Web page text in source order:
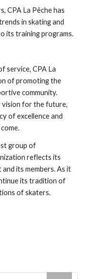
CPA La Pêche has
in skating and
its training programs.
service, CPA La
of promoting the
community.
vision for the future,
of excellence and
group of
reflects its
its members. As it
its tradition of
of skaters.